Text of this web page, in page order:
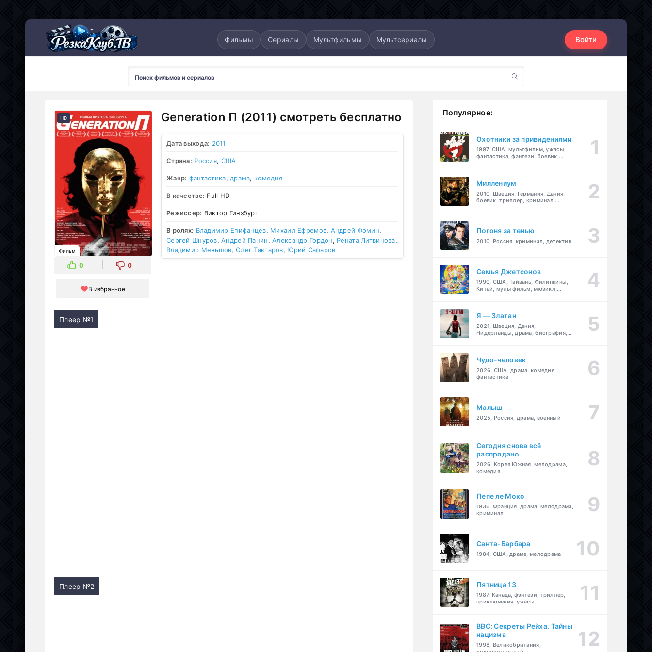
Фильмы Сериалы Мультфильмы Мультсериалы Войти
HD
Фильм
0 0
В избранное
Generation П (2011) смотреть бесплатно
Дата выхода: 2011
Страна: Россия, США
Жанр: фантастика, драма, комедия
В качестве: Full HD
Режиссер: Виктор Гинзбург
В ролях: Владимир Епифанцев, Михаил Ефремов, Андрей Фомин,
Сергей Шнуров,Андрей Панин,Александр Гордон, Рената Литвинова,
Владимир Меньшов,Олег Тактаров, Юрий Сафаров
Плеер №1
Плеер №2
Популярное:
Охотники за привидениями
1997, США, мультфильм, ужасы,
фантастика, фэнтези, боевик,
Миллениум
2010, Швеция, Германия, Дания,
боевик, триллер, криминал,
Погоня за тенью
2010, Россия, криминал, детектив
Семья Джетсонов
1990, США, Тайвань, Филиппины,
Китай, мультфильм, мюзикл,
Я — Златан
2021, Швеция, Дания,
Нидерланды, драма, биография,
Чудо-человек
2026, США, драма, комедия,
фантастика
Малыш
2025, Россия, драма, военный
Сегодня снова всё
распродано
2026, Корея Южная, мелодрама,
комедия
Пепе ле Моко
1936, Франция, драма, мелодрама,
криминал
Санта-Барбара
1984, США, драма, мелодрама
Пятница 13
1987, Канада, фэнтези, триллер,
приключения, ужасы
BBC: Секреты Рейха. Тайны
нацизма
1998, Великобритания,
Мультсериалы